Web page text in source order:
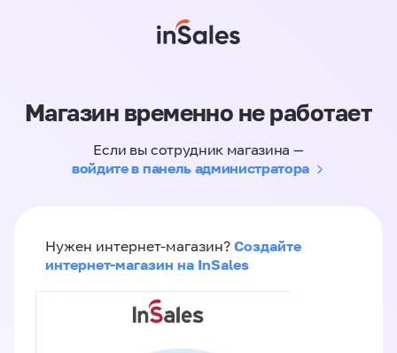
Магазин временно не работает
Если вы сотрудник магазина —
войдите в панель администратора
Нужен интернет-магазин? Создайте
интернет-магазин на InSales